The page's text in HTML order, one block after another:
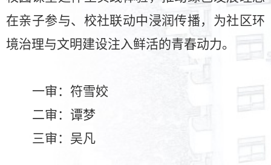
在亲子参与、校社联动中浸润传播，为社区环
境治理与文明建设注入鲜活的青春动力。
一审：符雪姣
二审：谭梦
三审：吴凡